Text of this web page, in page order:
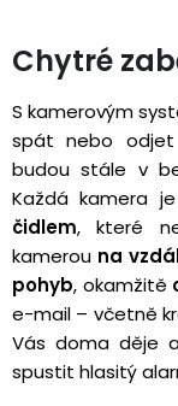
Chytré
S kamerovým
spát nebo
budou stále v
Každá kamera
čidlem, které
kamerou na
pohyb, okamžitě
e-mail – včetně
Vás doma děje
spustit hlasitý